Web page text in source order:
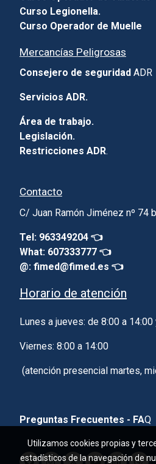
Curso Legionella.
Curso Operador de Muelle
Mercancías Peligrosas
Consejero de seguridad ADR
Servicios ADR.
Área de trabajo.
Legislación.
Restricciones ADR.
Contacto
C/ Juan Ramón Jiménez nº 74
Tel: 963349204 👈
What: 607333777 👈
@: fimed@fimed.es 👈
Horario de atención
Lunes a jueves: de 8:00 a
Viernes: 8:00 a 14:00
(atención presencial martes,
Preguntas Frecuentes - FAQ
Utilizamos cookies propias y
estadísticos de la navegación de